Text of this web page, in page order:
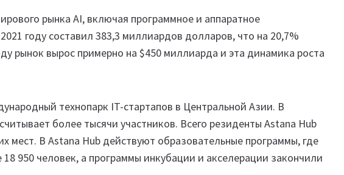
рынка AI, включая программное и аппаратное
году составил 383,3 миллиардов долларов, что на 20,7%
рынок вырос примерно на $450 миллиарда и эта динамика роста
технопарк IT-стартапов в Центральной Азии. В
более тысячи участников. Всего резиденты Astana Hub
мест. В Astana Hub действуют образовательные программы, где
950 человек, а программы инкубации и акселерации закончили